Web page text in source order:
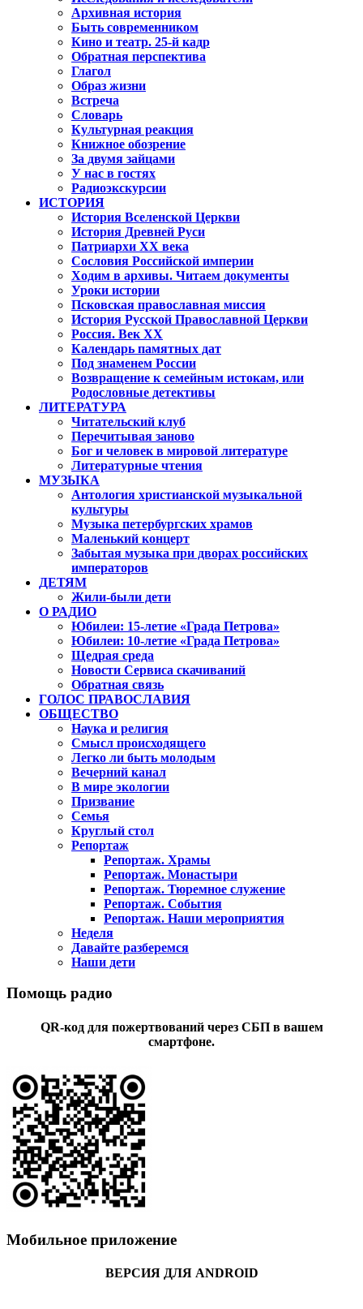
Архивная история
Быть современником
Кино и театр. 25-й кадр
Обратная перспектива
Глагол
Образ жизни
Встреча
Словарь
Культурная реакция
Книжное обозрение
За двумя зайцами
У нас в гостях
Радиоэкскурсии
ИСТОРИЯ
История Вселенской Церкви
История Древней Руси
Патриархи XX века
Сословия Российской империи
Ходим в архивы. Читаем документы
Уроки истории
Псковская православная миссия
История Русской Православной Церкви
Россия. Век ХХ
Календарь памятных дат
Под знаменем России
Возвращение к семейным истокам, или
Родословные детективы
ЛИТЕРАТУРА
Читательский клуб
Перечитывая заново
Бог и человек в мировой литературе
Литературные чтения
МУЗЫКА
Антология христианской музыкальной
культуры
Музыка петербургских храмов
Маленький концерт
Забытая музыка при дворах российских
императоров
ДЕТЯМ
Жили-были дети
О РАДИО
Юбилеи: 15-летие «Града Петрова»
Юбилеи: 10-летие «Града Петрова»
Щедрая среда
Новости Сервиса скачиваний
Обратная связь
ГОЛОС ПРАВОСЛАВИЯ
ОБЩЕСТВО
Наука и религия
Смысл происходящего
Легко ли быть молодым
Вечерний канал
В мире экологии
Призвание
Семья
Круглый стол
Репортаж
Репортаж. Храмы
Репортаж. Монастыри
Репортаж. Тюремное служение
Репортаж. События
Репортаж. Наши мероприятия
Неделя
Давайте разберемся
Наши дети
Помощь радио
QR-код для пожертвований через СБП в вашем
смартфоне.
Мобильное приложение
ВЕРСИЯ ДЛЯ ANDROID